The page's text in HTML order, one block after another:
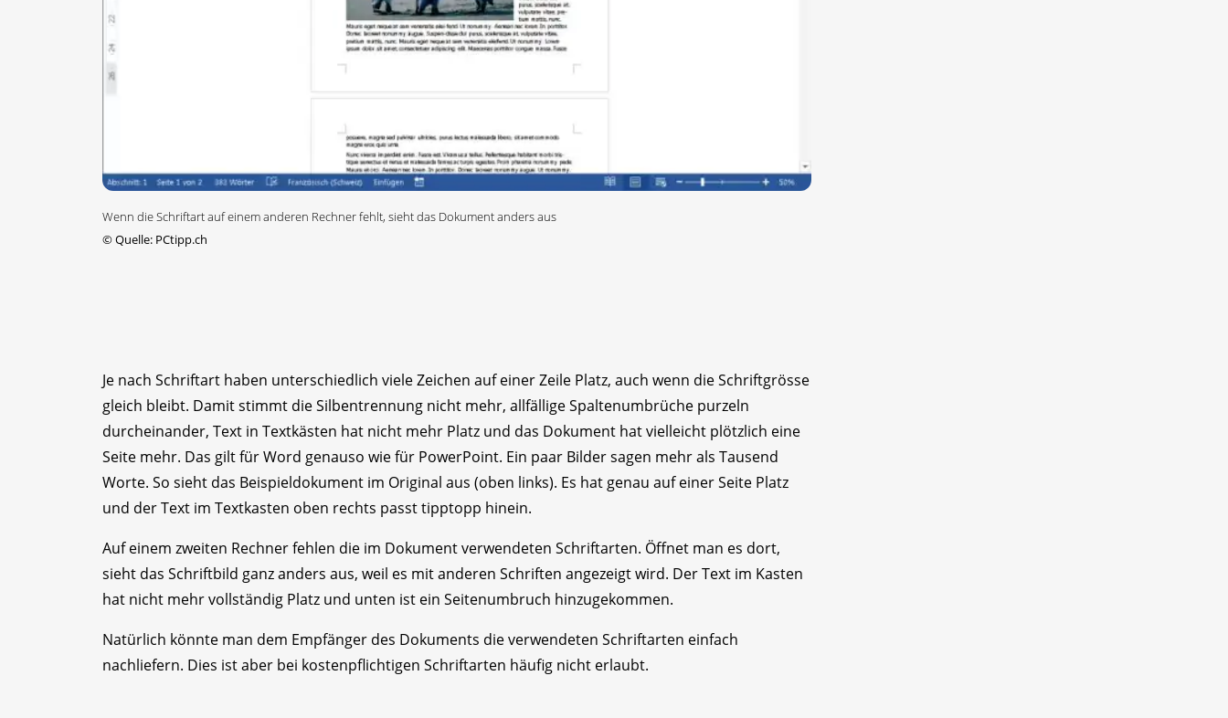
Wenn die Schriftart auf einem anderen Rechner fehlt, sieht das Dokument anders aus
©Quelle: PCtipp.ch
Je nach Schriftart haben unterschiedlich viele Zeichen auf einer Zeile Platz, auch wenn die Schriftgrösse
gleich bleibt. Damit stimmt die Silbentrennung nicht mehr, allfällige Spaltenumbrüche purzeln
durcheinander, Text in Textkästen hat nicht mehr Platz und das Dokument hat vielleicht plötzlich eine
Seite mehr. Das gilt für Word genauso wie für PowerPoint. Ein paar Bilder sagen mehr als Tausend
Worte. So sieht das Beispieldokument im Original aus (oben links). Es hat genau auf einer Seite Platz
und der Text im Textkasten oben rechts passt tipptopp hinein.
Auf einem zweiten Rechner fehlen die im Dokument verwendeten Schriftarten. Öffnet man es dort,
sieht das Schriftbild ganz anders aus, weil es mit anderen Schriften angezeigt wird. Der Text im Kasten
hat nicht mehr vollständig Platz und unten ist ein Seitenumbruch hinzugekommen.
Natürlich könnte man dem Empfänger des Dokuments die verwendeten Schriftarten einfach
nachliefern. Dies ist aber bei kostenpflichtigen Schriftarten häufig nicht erlaubt.